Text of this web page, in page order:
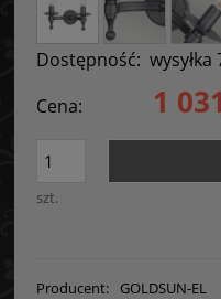
Dostępność:
Cena:
1
szt.
Producent: GOLDSUN-EL